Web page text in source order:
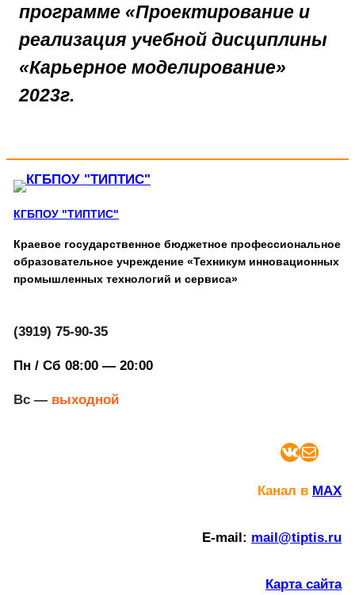
программе «Проектирование и
реализация учебной дисциплины
«Карьерное моделирование»
2023г.
КГБПОУ "ТИПТИС"
Краевое государственное бюджетное профессиональное
образовательное учреждение «Техникум инновационных
промышленных технологий и сервиса»
(3919) 75-90-35
Пн / Сб 08:00 — 20:00
Вс —выходной
ВКонтакте Почта
Канал в MAX
E-mail: mail@tiptis.ru
Карта сайта